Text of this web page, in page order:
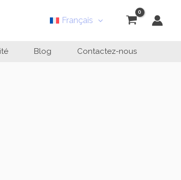
Français
Blog Contactez-nous